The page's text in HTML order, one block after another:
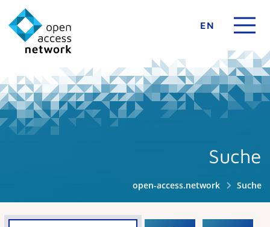
EN
Suche
open-access.network Suche